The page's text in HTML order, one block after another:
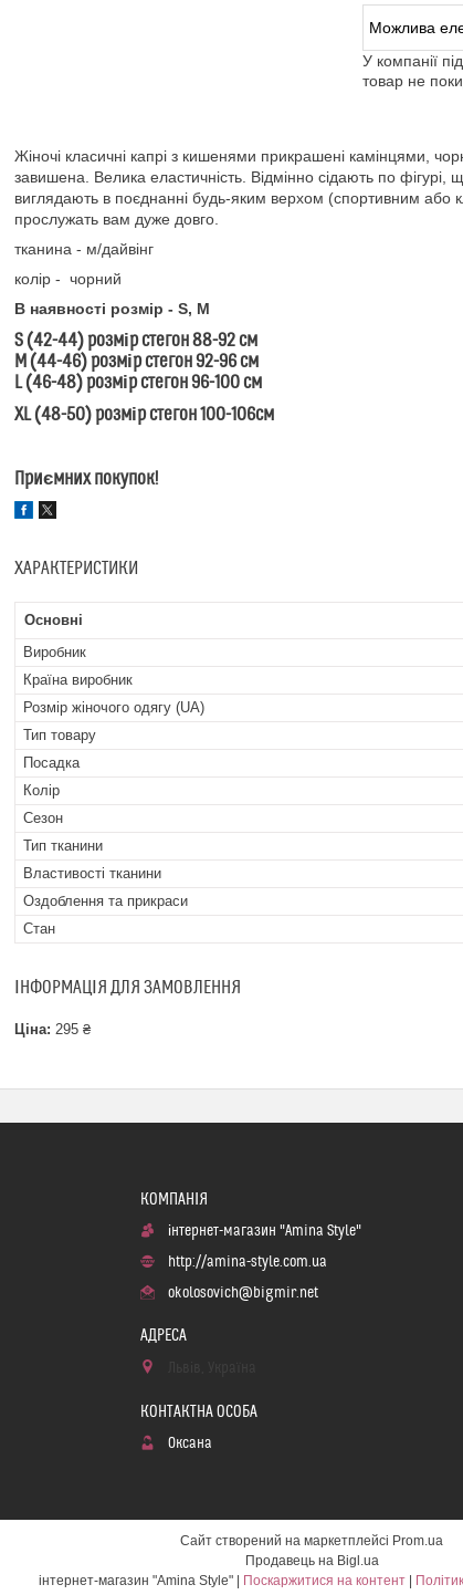
У компанії
товар не
Жіночі класичні капрі з кишенями прикрашені камінцями,
завишена. Велика еластичність. Відмінно сідають по фігурі,
виглядають в поєднанні будь-яким верхом (спортивним
прослужать вам дуже довго.
тканина - м/дайвінг
колір - чорний
В наявності розмір - S, М
S (42-44) розмір стегон 88-92 см
M (44-46) розмір стегон 92-96 см
L (46-48) розмір стегон 96-100 см
XL (48-50) розмір стегон 100-106см
Приємних покупок!
ХАРАКТЕРИСТИКИ
Основні
Виробник
Країна виробник
Розмір жіночого одягу (UA)
Тип товару
Посадка
Колір
Сезон
Тип тканини
Властивості тканини
Оздоблення та прикраси
Стан
ІНФОРМАЦІЯ ДЛЯ ЗАМОВЛЕННЯ
Ціна: 295 ₴
інтернет-магазин "Amina Style"
http://amina-style.com.ua
okolosovich@bigmir.net
Оксана
Сайт створений на маркетплейсі Prom.ua
Продавець на Bigl.ua
Поскаржитися на контент